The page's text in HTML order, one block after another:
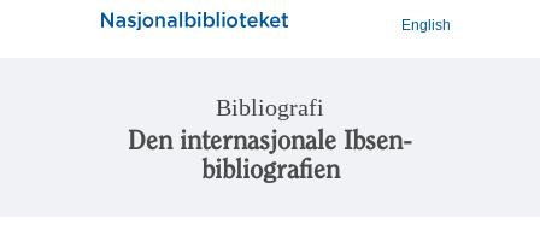
English
Bibliografi
Den internasjonale Ibsen-
bibliografien